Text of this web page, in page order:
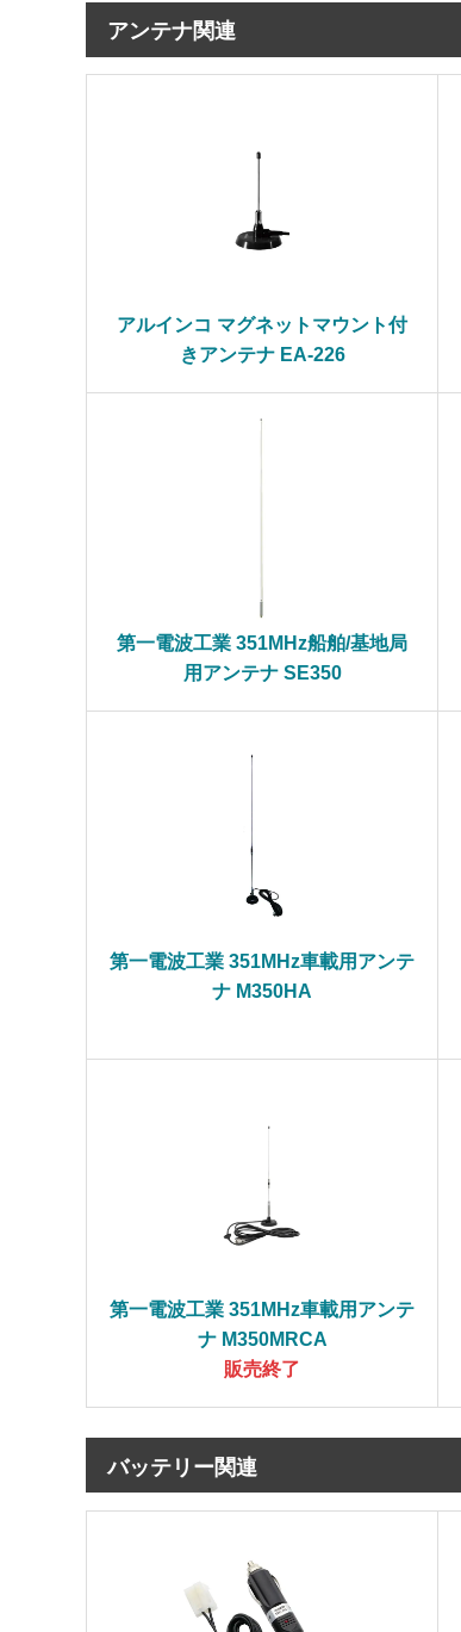
アンテナ関連
アルインコ マグネットマウント付
きアンテナ EA-226
第一電波工業 351MHz船舶/基地局
用アンテナ SE350
第一電波工業 351MHz車載用アンテ
ナ M350HA
第一電波工業 351MHz車載用アンテ
ナ M350MRCA
販売終了
バッテリー関連